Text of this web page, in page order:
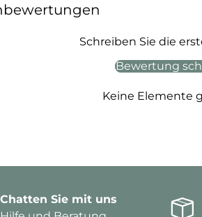
Schreiben Sie die
Bewertung
Keine Elemente
Chatten Sie mit uns